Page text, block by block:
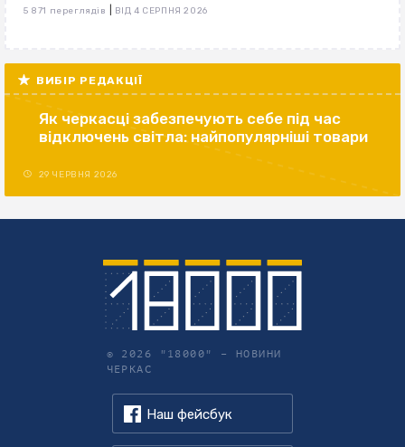
5 871 переглядів ВІД 4 СЕРПНЯ 2026
ВИБІР РЕДАКЦІЇ
Як черкасці забезпечують себе під час
відключень світла: найпопулярніші товари
29 ЧЕРВНЯ 2026
© 2026 "18000" – НОВИНИ
ЧЕРКАС
Наш фейсбук